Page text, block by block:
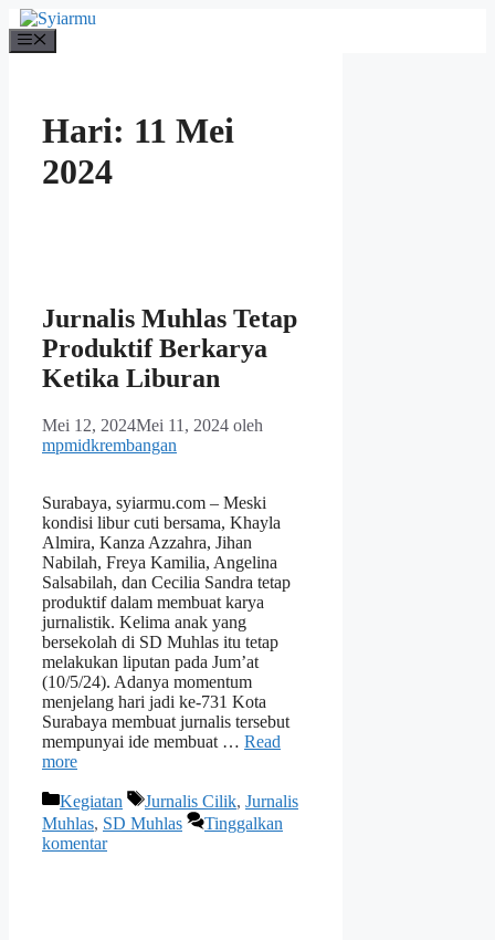
Langsung
ke
isi
Hari: 11 Mei
2024
Jurnalis Muhlas Tetap
Produktif Berkarya
Ketika Liburan
Mei 12, 2024Mei 11, 2024 oleh
mpmidkrembangan
Surabaya, syiarmu.com – Meski
kondisi libur cuti bersama, Khayla
Almira, Kanza Azzahra, Jihan
Nabilah, Freya Kamilia, Angelina
Salsabilah, dan Cecilia Sandra tetap
produktif dalam membuat karya
jurnalistik. Kelima anak yang
bersekolah di SD Muhlas itu tetap
melakukan liputan pada Jum’at
(10/5/24). Adanya momentum
menjelang hari jadi ke-731 Kota
Surabaya membuat jurnalis tersebut
mempunyai ide membuat … Read
more
Kategori
Kegiatan Tag
Jurnalis Cilik, Jurnalis
Muhlas, SD Muhlas
Tinggalkan
komentar